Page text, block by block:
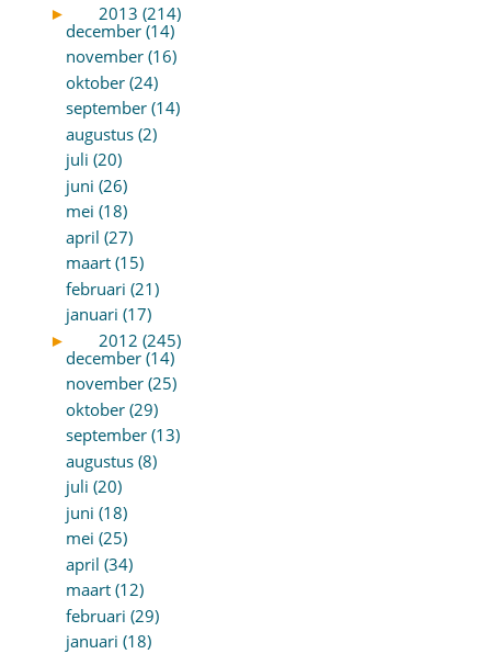
►
2013 (214)
december (14)
november (16)
oktober (24)
september (14)
augustus (2)
juli (20)
juni (26)
mei (18)
april (27)
maart (15)
februari (21)
januari (17)
►
2012 (245)
december (14)
november (25)
oktober (29)
september (13)
augustus (8)
juli (20)
juni (18)
mei (25)
april (34)
maart (12)
februari (29)
januari (18)